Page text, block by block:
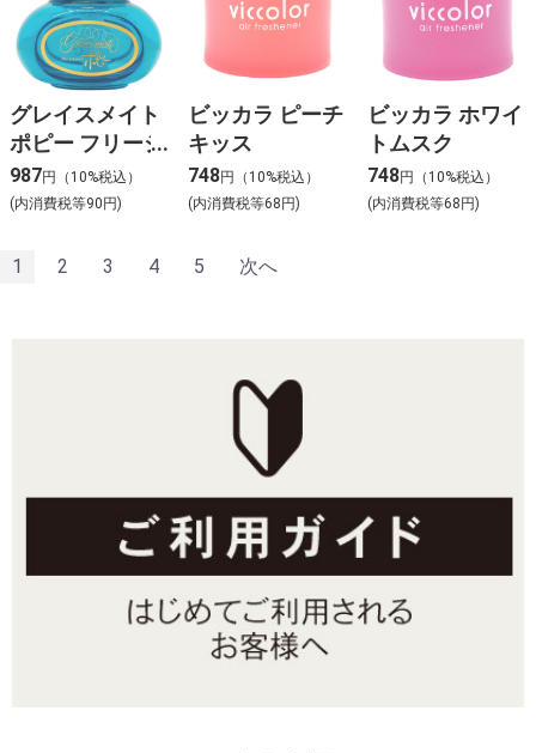
グレイスメイト
ポピー フリージ
ア
987円（10%税込）
(内消費税等90円)
ビッカラ ピーチ
キッス
748円（10%税込）
(内消費税等68円)
ビッカラ ホワイ
トムスク
748円（10%税込）
(内消費税等68円)
1 2 3 4 5 次へ